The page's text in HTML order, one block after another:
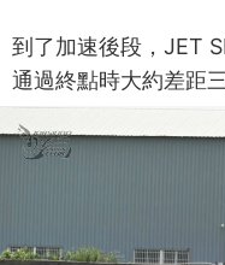
到了加速後段，JET
通過終點時大約差距